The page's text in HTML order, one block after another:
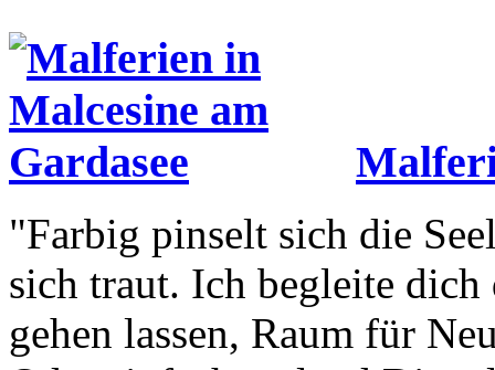
"Farbig pinselt sich die
sich traut. Ich begleite dich
gehen lassen, Raum für